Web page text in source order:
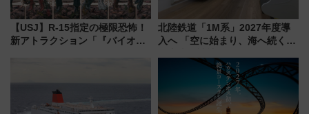
【USJ】R-15指定の極限恐怖！
新アトラクション「『バイオハ
北陸鉄道「1M系」2027年度導
入へ 「空に始まり、海へ続く」
神秘的なデザイン